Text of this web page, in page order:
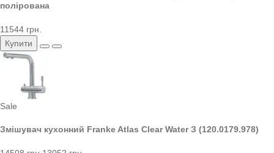
полірована
11544 грн.
Купити
Sale
Змішувач кухонний Franke Atlas Clear Water З (120.0179.978)